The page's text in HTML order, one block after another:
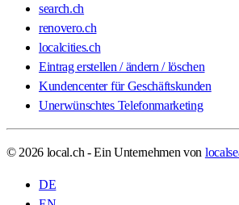
search.ch
renovero.ch
localcities.ch
Eintrag erstellen / ändern / löschen
Kundencenter für Geschäftskunden
Unerwünschtes Telefonmarketing
© 2026 local.ch - Ein Unternehmen von
DE